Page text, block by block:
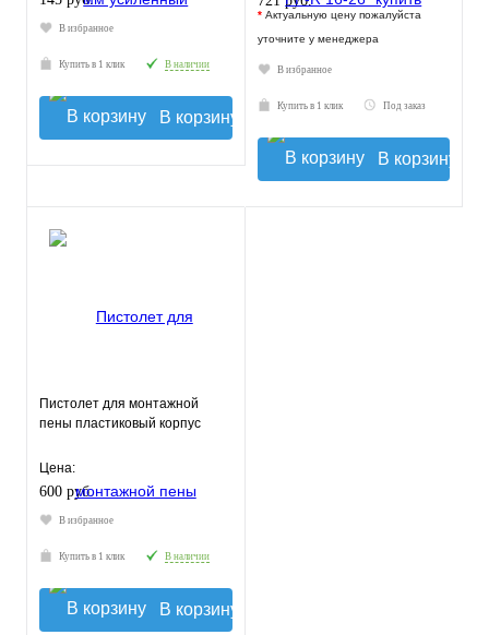
В избранное
Купить в 1 клик В наличии
В корзину
* Актуальную цену пожалуйста
уточните у менеджера
В избранное
Купить в 1 клик Под заказ
В корзину
Пистолет для монтажной
пены пластиковый корпус
Цена:
600 руб.
В избранное
Купить в 1 клик В наличии
В корзину